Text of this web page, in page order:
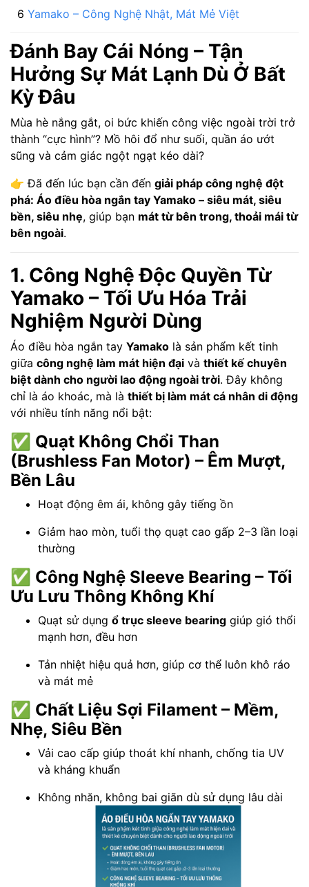
Yamako – Công Nghệ Nhật, Mát Mẻ Việt
Đánh Bay Cái Nóng – Tận
Hưởng Sự Mát Lạnh Dù Ở Bất
Kỳ Đâu
Mùa hè nắng gắt, oi bức khiến công việc ngoài trời trở
thành “cực hình”? Mồ hôi đổ như suối, quần áo ướt
sũng và cảm giác ngột ngạt kéo dài?
👉 Đã đến lúc bạn cần đến giải pháp công nghệ đột
phá: Áo điều hòa ngắn tay Yamako – siêu mát, siêu
bền, siêu nhẹ, giúp bạn mát từ bên trong, thoải mái từ
bên ngoài.
1. Công Nghệ Độc Quyền Từ
Yamako – Tối Ưu Hóa Trải
Nghiệm Người Dùng
Áo điều hòa ngắn tay Yamako là sản phẩm kết tinh
giữa công nghệ làm mát hiện đại và thiết kế chuyên
biệt dành cho người lao động ngoài trời. Đây không
chỉ là áo khoác, mà là thiết bị làm mát cá nhân di động
với nhiều tính năng nổi bật:
✅ Quạt Không Chổi Than
(Brushless Fan Motor) – Êm Mượt,
Bền Lâu
Hoạt động êm ái, không gây tiếng ồn
Giảm hao mòn, tuổi thọ quạt cao gấp 2–3 lần loại
thường
✅ Công Nghệ Sleeve Bearing – Tối
Ưu Lưu Thông Không Khí
Quạt sử dụng ổ trục sleeve bearing giúp gió thổi
mạnh hơn, đều hơn
Tản nhiệt hiệu quả hơn, giúp cơ thể luôn khô ráo
và mát mẻ
✅ Chất Liệu Sợi Filament – Mềm,
Nhẹ, Siêu Bền
Vải cao cấp giúp thoát khí nhanh, chống tia UV
và kháng khuẩn
Không nhăn, không bai giãn dù sử dụng lâu dài